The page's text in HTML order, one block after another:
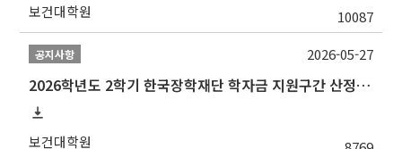
보건대학원 10087
공지사항
2026학년도 2학기 한국장학재단 학자금 지원구간 산정 신청 안내
보건대학원
2026-05-27